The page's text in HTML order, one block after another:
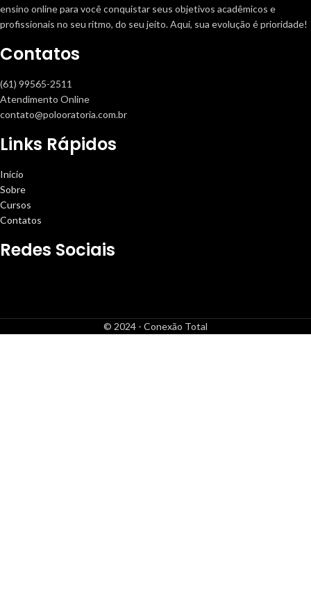
ensino online para você conquistar seus objetivos acadêmicos e
profissionais no seu ritmo, do seu jeito. Aqui, sua evolução é prioridade!
Contatos
(61) 99565-2511
Atendimento Online
contato@polooratoria.com.br
Links Rápidos
Início
Sobre
Cursos
Contatos
Redes Sociais
© 2024 - Conexão Total